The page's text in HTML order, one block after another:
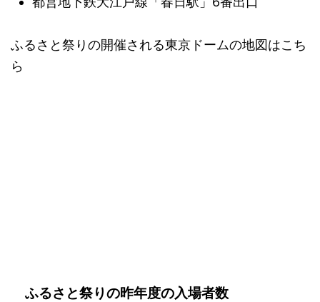
ふるさと祭りの開催される東京ドームの地図はこち
ら
ふるさと祭りの昨年度の入場者数